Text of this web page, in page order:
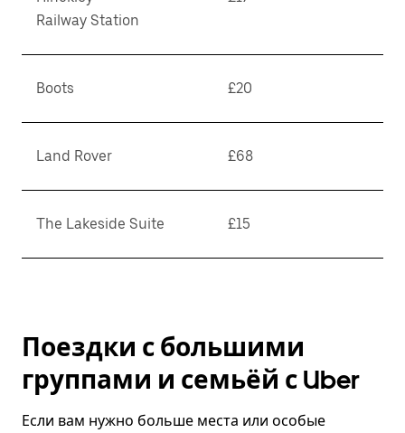
Railway Station
Boots £20
Land Rover £68
The Lakeside Suite £15
Поездки с большими
группами и семьёй с Uber
Если вам нужно больше места или особые